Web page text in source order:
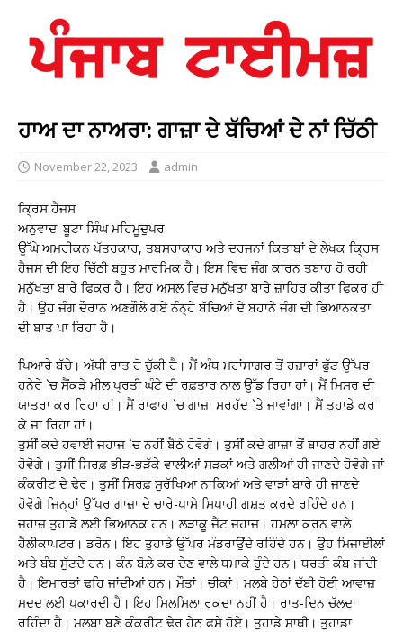
ਹਾਅ ਦਾ ਨਾਅਰਾ: ਗਾਜ਼ਾ ਦੇ ਬੱਚਿਆਂ ਦੇ ਨਾਂ ਚਿੱਠੀ
November 22, 2023 admin
ਕ੍ਰਿਸ ਹੈਜਸ
ਅਨੁਵਾਦ: ਬੂਟਾ ਸਿੰਘ ਮਹਿਮੂਦੁਪਰ
ਉੱਘੇ ਅਮਰੀਕਨ ਪੱਤਰਕਾਰ, ਤਬਸਰਾਕਾਰ ਅਤੇ ਦਰਜਨਾਂ ਕਿਤਾਬਾਂ ਦੇ ਲੇਖਕ ਕ੍ਰਿਸ
ਹੈਜਸ ਦੀ ਇਹ ਚਿੱਠੀ ਬਹੁਤ ਮਾਰਮਿਕ ਹੈ। ਇਸ ਵਿਚ ਜੰਗ ਕਾਰਨ ਤਬਾਹ ਹੋ ਰਹੀ
ਮਨੁੱਖਤਾ ਬਾਰੇ ਫਿਕਰ ਹੈ। ਇਹ ਅਸਲ ਵਿਚ ਮਨੁੱਖਤਾ ਬਾਰੇ ਜ਼ਾਹਿਰ ਕੀਤਾ ਫਿਕਰ ਹੀ
ਹੈ। ਉਹ ਜੰਗ ਦੌਰਾਨ ਅਣਗੌਲੇ ਗਏ ਨੰਨ੍ਹੇ ਬੱਚਿਆਂ ਦੇ ਬਹਾਨੇ ਜੰਗ ਦੀ ਭਿਆਨਕਤਾ
ਦੀ ਬਾਤ ਪਾ ਰਿਹਾ ਹੈ।
ਪਿਆਰੇ ਬੱਚੇ। ਅੱਧੀ ਰਾਤ ਹੋ ਚੁੱਕੀ ਹੈ। ਮੈਂ ਅੰਧ ਮਹਾਂਸਾਗਰ ਤੋਂ ਹਜ਼ਾਰਾਂ ਫੁੱਟ ਉੱਪਰ
ਹਨੇਰੇ `ਚ ਸੈਂਕੜੇ ਮੀਲ ਪ੍ਰਤੀ ਘੰਟੇ ਦੀ ਰਫ਼ਤਾਰ ਨਾਲ ਉੱਡ ਰਿਹਾ ਹਾਂ। ਮੈਂ ਮਿਸਰ ਦੀ
ਯਾਤਰਾ ਕਰ ਰਿਹਾ ਹਾਂ। ਮੈਂ ਰਾਫਾਹ `ਚ ਗਾਜ਼ਾ ਸਰਹੱਦ `ਤੇ ਜਾਵਾਂਗਾ। ਮੈਂ ਤੁਹਾਡੇ ਕਰ
ਕੇ ਜਾ ਰਿਹਾ ਹਾਂ।
ਤੁਸੀਂ ਕਦੇ ਹਵਾਈ ਜਹਾਜ਼ `ਚ ਨਹੀਂ ਬੈਠੇ ਹੋਵੋਗੇ। ਤੁਸੀਂ ਕਦੇ ਗਾਜ਼ਾ ਤੋਂ ਬਾਹਰ ਨਹੀਂ ਗਏ
ਹੋਵੋਗੇ। ਤੁਸੀਂ ਸਿਰਫ਼ ਭੀੜ-ਭੜੱਕੇ ਵਾਲੀਆਂ ਸੜਕਾਂ ਅਤੇ ਗਲੀਆਂ ਹੀ ਜਾਣਦੇ ਹੋਵੋਗੇ ਜਾਂ
ਕੰਕਰੀਟ ਦੇ ਢੇਰ। ਤੁਸੀਂ ਸਿਰਫ਼ ਸੁਰੱਖਿਆ ਨਾਕਿਆਂ ਅਤੇ ਵਾੜਾਂ ਬਾਰੇ ਹੀ ਜਾਣਦੇ
ਹੋਵੋਗੇ ਜਿਨ੍ਹਾਂ ਉੱਪਰ ਗਾਜ਼ਾ ਦੇ ਚਾਰੇ-ਪਾਸੇ ਸਿਪਾਹੀ ਗਸ਼ਤ ਕਰਦੇ ਰਹਿੰਦੇ ਹਨ।
ਜਹਾਜ਼ ਤੁਹਾਡੇ ਲਈ ਭਿਆਨਕ ਹਨ। ਲੜਾਕੂ ਜੈੱਟ ਜਹਾਜ਼। ਹਮਲਾ ਕਰਨ ਵਾਲੇ
ਹੈਲੀਕਾਪਟਰ। ਡਰੋਨ। ਇਹ ਤੁਹਾਡੇ ਉੱਪਰ ਮੰਡਰਾਉਂਦੇ ਰਹਿੰਦੇ ਹਨ। ਉਹ ਮਿਜ਼ਾਈਲਾਂ
ਅਤੇ ਬੰਬ ਸੁੱਟਦੇ ਹਨ। ਕੰਨ ਬੋਲ਼ੇ ਕਰ ਦੇਣ ਵਾਲੇ ਧਮਾਕੇ ਹੁੰਦੇ ਹਨ। ਧਰਤੀ ਕੰਬ ਜਾਂਦੀ
ਹੈ। ਇਮਾਰਤਾਂ ਢਹਿ ਜਾਂਦੀਆਂ ਹਨ। ਮੌਤਾਂ। ਚੀਕਾਂ। ਮਲਬੇ ਹੇਠਾਂ ਦੱਬੀ ਹੋਈ ਆਵਾਜ਼
ਮਦਦ ਲਈ ਪੁਕਾਰਦੀ ਹੈ। ਇਹ ਸਿਲਸਿਲਾ ਰੁਕਦਾ ਨਹੀਂ ਹੈ। ਰਾਤ-ਦਿਨ ਚੱਲਦਾ
ਰਹਿੰਦਾ ਹੈ। ਮਲਬਾ ਬਣੇ ਕੰਕਰੀਟ ਢੇਰ ਹੇਠ ਫਸੇ ਹੋਏ। ਤੁਹਾਡੇ ਸਾਥੀ। ਤੁਹਾਡਾ